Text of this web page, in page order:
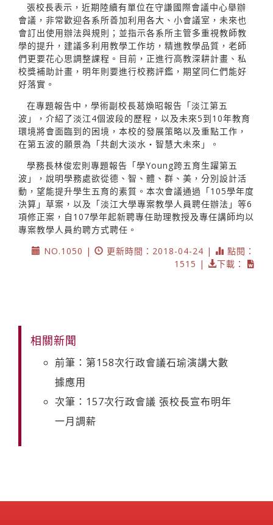
張校長表示，近期陸續有單位在守謙國際會議中心舉辦
會議，非常歡迎各系所善加利用各大、小會議室，未來也
會訂出使用辦法與規則；並指示各系所主管多重視教師教
學的提升，建議多利用教學工作坊，精進教學品質，老師
們更要花心思調整課程。目前，正進行高教深耕計畫、私
校獎補助計畫，明年則要進行校務評鑑，期望同仁們能好
好落實。
在專題報告中，學術副校長葛煥昭報告「淡江第五
波」，介紹了淡江4個波段的歷程，以及未來5到10年教育
環境將會面臨到的困境，本校的發展策略以及重點工作，
在第五波的願景為「共創大淡水‧智慧大未來」。
學務長林俊宏則專題報告「學Young跨五育生躍第五
波」，說明學務處欲從德、智、體、群、美，分別設計活
動，望能提升學生五育的素質。本次會議通過「105學年度
決算」草案，以及「淡江大學專案教學人員聘任辦法」等6
項修正案，自107學年起新聘專任助理教授及專任講師均以
專案教學人員約聘方式聘任。
NO.1050 |
更新時間：2018-04-24 |
點閱：
1515 |
下載：
相關新聞
前筆：第158次行政會議石瑜演講大數
據應用
次筆：157次行政會議 張校長宣布明年
一月調薪